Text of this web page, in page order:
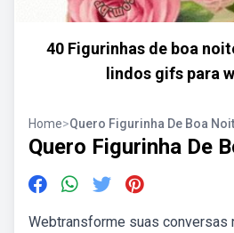
40 Figurinhas de boa
lindos gifs para
Home>Quero Figurinha De Boa
Quero Figurinha De
Webtransforme suas conversas